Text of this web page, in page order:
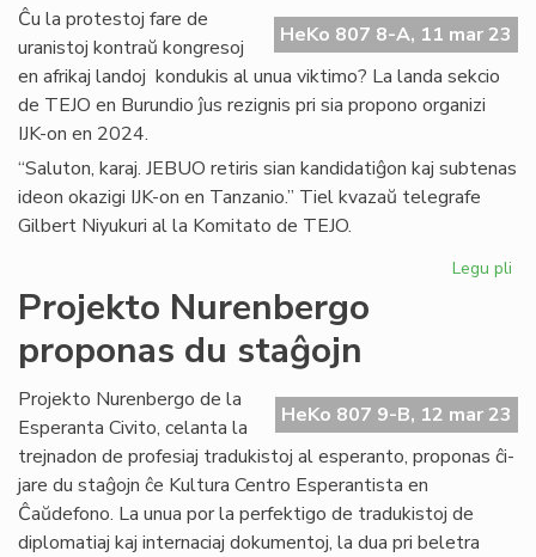
HeKo 807 8-A, 11 mar 23
Ĉu la protestoj fare de
uranistoj kontraŭ kongresoj
en afrikaj landoj kondukis al unua viktimo? La landa sekcio
de TEJO en Burundio ĵus rezignis pri sia propono organizi
IJK-on en 2024.
“Saluton, karaj. JEBUO retiris sian kandidatiĝon kaj subtenas
ideon okazigi IJK-on en Tanzanio.” Tiel kvazaŭ telegrafe
Gilbert Niyukuri al la Komitato de TEJO.
Legu pli
Projekto Nurenbergo
proponas du staĝojn
HeKo 807 9-B, 12 mar 23
Projekto Nurenbergo de la
Esperanta Civito, celanta la
trejnadon de profesiaj tradukistoj al esperanto, proponas ĉi-
jare du staĝojn ĉe Kultura Centro Esperantista en
Ĉaŭdefono. La unua por la perfektigo de tradukistoj de
diplomatiaj kaj internaciaj dokumentoj, la dua pri beletra